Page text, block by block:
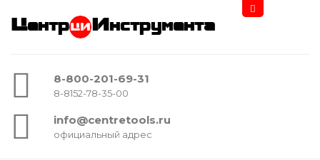
Центр Инструмента
8-800-201-69-31
8-8152-78-35-00
info@centretools.ru
официальный адрес